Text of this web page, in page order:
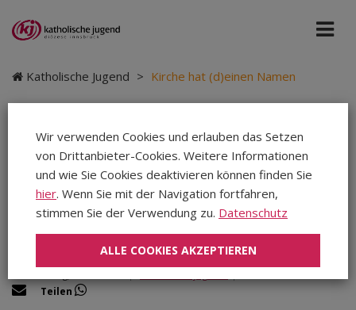
Katholische Jugend > Kirche hat (d)einen Namen
Kirche hat (d)einen
Namen
Teilen
Wir verwenden Cookies und erlauben das Setzen
von Drittanbieter-Cookies. Weitere Informationen
und wie Sie Cookies deaktivieren können finden Sie
hier. Wenn Sie mit der Navigation fortfahren,
stimmen Sie der Verwendung zu. Datenschutz
ALLE COOKIES AKZEPTIEREN